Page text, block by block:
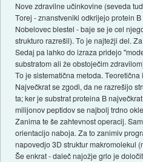
Nove zdravilne učinkovine (seveda
Torej - znanstveniki odkrijejo protein
Nobelovec blestel - baje se je cel
strukturo razrešil). To je najtežji del.
Sedaj pa lahko do izraza pridejo
substratom ali že obstoječim
To je sistematična metoda.
Največkrat se zgodi, da ne razrešijo
ta; ker je substrat proteina B
milijonov peptidov se najbolj trdno
Zanima te še zahtevnost operacij.
orientacijo naboja. Za to zanimiv
napovedjo 3D struktur makromolekul
Še enkrat - daleč najožje grlo je